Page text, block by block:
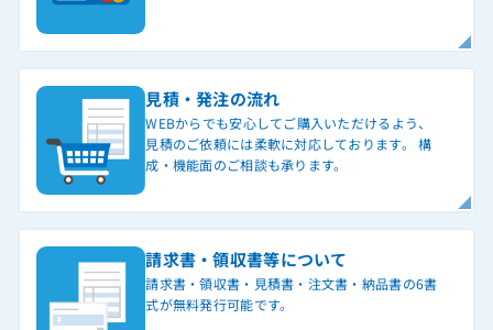
見積・発注の流れ
WEBからでも安心してご購入いただけるよう、
見積のご依頼には柔軟に対応しております。 構
成・機能面のご相談も承ります。
請求書・領収書等について
請求書・領収書・見積書・注文書・納品書の6書
式が無料発行可能です。